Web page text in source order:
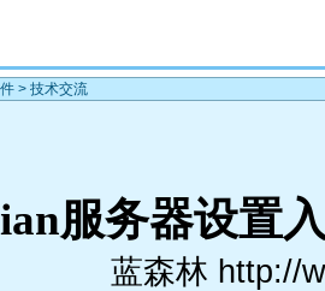
> 技术交流
服务器设置
蓝森林 http://